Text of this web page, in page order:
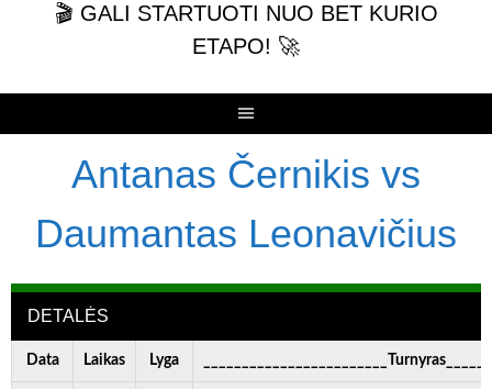
🎬 GALI STARTUOTI NUO BET KURIO
ETAPO! 🚀
Antanas Černikis vs
Daumantas Leonavičius
DETALĖS
Data Laikas Lyga